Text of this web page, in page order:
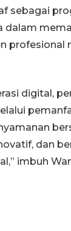
sebagai
profesional
digital,
dan
imbuh